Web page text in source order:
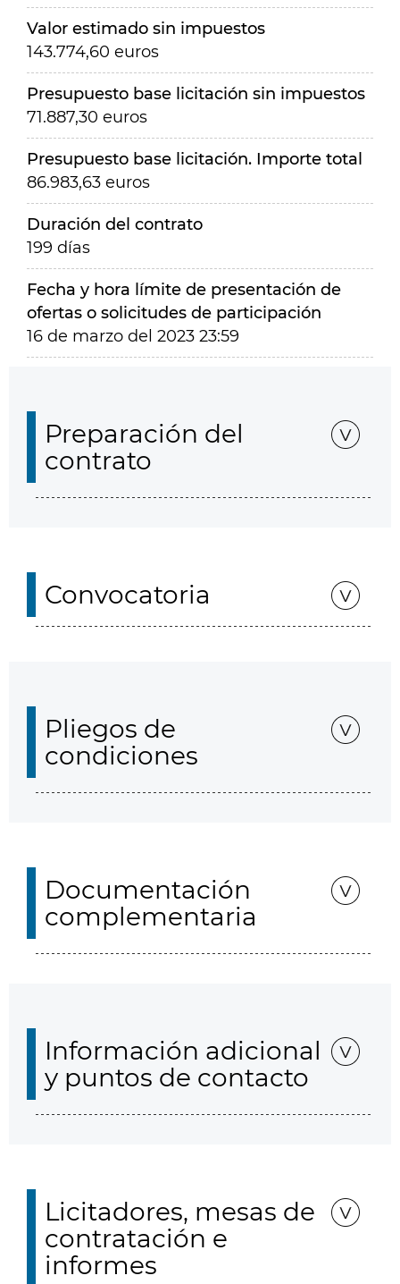
Valor estimado sin impuestos
143.774,60 euros
Presupuesto base licitación sin impuestos
71.887,30 euros
Presupuesto base licitación. Importe total
86.983,63 euros
Duración del contrato
199 días
Fecha y hora límite de presentación de
ofertas o solicitudes de participación
16 de marzo del 2023 23:59
Preparación del
contrato
Convocatoria
Pliegos de
condiciones
Documentación
complementaria
Información adicional
y puntos de contacto
Licitadores, mesas de
contratación e
informes